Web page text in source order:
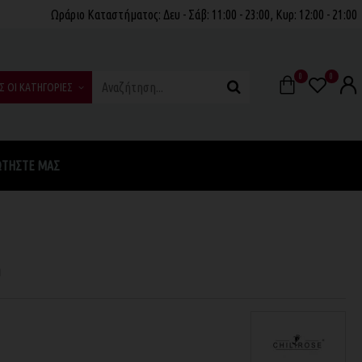
Ωράριο Καταστήματος: Δευ - Σάβ: 11:00 - 23:00, Κυρ: 12:00 - 21:00
0 0
ΟΙ ΚΑΤΗΓΟΡΙΕΣ
ΜΑΣ